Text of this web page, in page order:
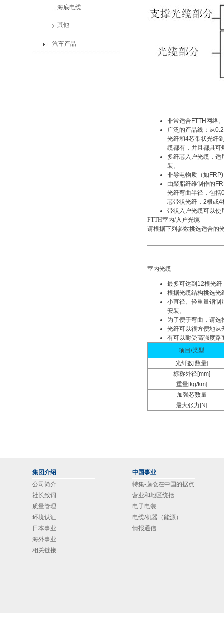
海底电缆
其他
汽车产品
非常适合FTTH网络。
广泛的产品线：从
光纤和4芯带状光纤
缆都有，并且都具可
多纤芯入户光缆，
装。
非导电物质（如
由聚脂纤维制作的
光纤弯曲半径，包括
芯带状光纤，2根或
带状入户光缆可以使
FTTH室内/入户光缆
请根据下列参数挑选适合的
室内光缆
最多可达到12根光纤
根据光缆结构挑选光
小直径、轻重量钢制
安装。
为了便于弯曲，请
光纤可以很方便地从
有可以耐受高强度路
项目/类型
光纤数[数量]
标称外径[mm]
重量[kg/km]
加强芯数量
最大张力[N]
集团介绍
公司简介
社长致词
质量管理
环境认证
日本事业
海外事业
相关链接
中国事业
特集-藤仓在中国的据点
营业和地区统括
电子电装
电缆/机器（能源）
情报通信